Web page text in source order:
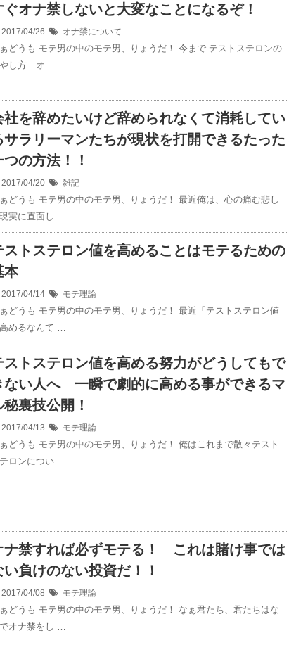
ぐオナ禁しないと大変なことになるぞ！
04/26 オナ禁について
どうも モテ男の中のモテ男、りょうだ！ 今まで テストステロンの
し方 オ …
社を辞めたいけど辞められなくて消耗してい
サラリーマンたちが現状を打開できるたった
つの方法！！
04/20 雑記
どうも モテ男の中のモテ男、りょうだ！ 最近俺は、心の痛む悲し
実に直面し …
ストステロン値を高めることはモテるための
本
04/14 モテ理論
どうも モテ男の中のモテ男、りょうだ！ 最近「テストステロン値
めるなんて …
ストステロン値を高める努力がどうしてもで
ない人へ 一瞬で劇的に高める事ができるマ
秘裏技公開！
04/13 モテ理論
どうも モテ男の中のモテ男、りょうだ！ 俺はこれまで散々テスト
ロンについ …
ナ禁すれば必ずモテる！ これは賭け事では
い負けのない投資だ！！
04/08 モテ理論
どうも モテ男の中のモテ男、りょうだ！ なぁ君たち、君たちはな
オナ禁をし …